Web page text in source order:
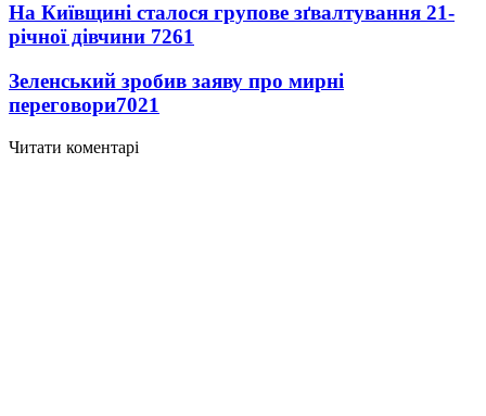
На Київщині сталося групове зґвалтування 21-
річної дівчини 7261
Зеленський зробив заяву про мирні
переговори7021
Читати коментарі